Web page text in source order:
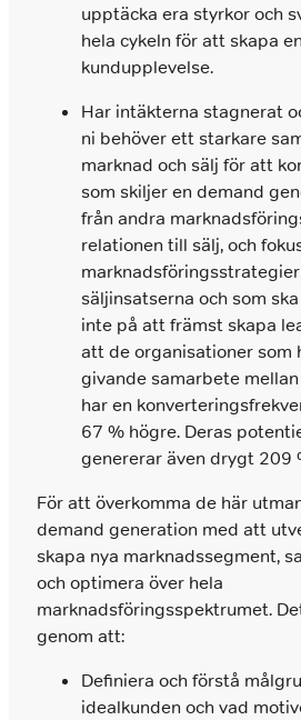
upptäcka era styrkor och
hela cykeln för att skapa
kundupplevelse.
Har intäkterna stagnerat
ni behöver ett starkare
marknad och sälj för att
som skiljer en demand
från andra
relationen till sälj, och
säljinsatserna och som
inte på att främst skapa
att de organisationer som
givande samarbete
har en
67 % högre. Deras
genererar även drygt 209
För att överkomma de här
demand generation med att
skapa nya marknadssegment,
och optimera över hela
marknadsföringsspektrumet.
genom att:
Definiera och förstå
idealkunden och vad